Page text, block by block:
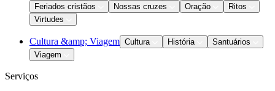
Feriados cristãos
Nossas cruzes Oração
Ritos
Virtudes
Cultura &amp; Viagem Cultura História
Santuários
Viagem
Serviços